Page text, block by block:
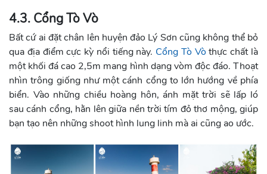
4.3. Cổng Tò Vò
Bất cứ ai đặt chân lên huyện đảo Lý Sơn cũng không thể bỏ
qua địa điểm cực kỳ nổi tiếng này. Cổng Tò Vò thực chất là
một khối đá cao 2,5m mang hình dạng vòm độc đáo. Thoạt
nhìn trông giống như một cánh cổng to lớn hướng về phía
biển. Vào những chiều hoàng hôn, ánh mặt trời sẽ lấp ló
sau cánh cổng, hằn lên giữa nền trời tím đỏ thơ mộng, giúp
bạn tạo nên những shoot hình lung linh mà ai cũng ao ước.